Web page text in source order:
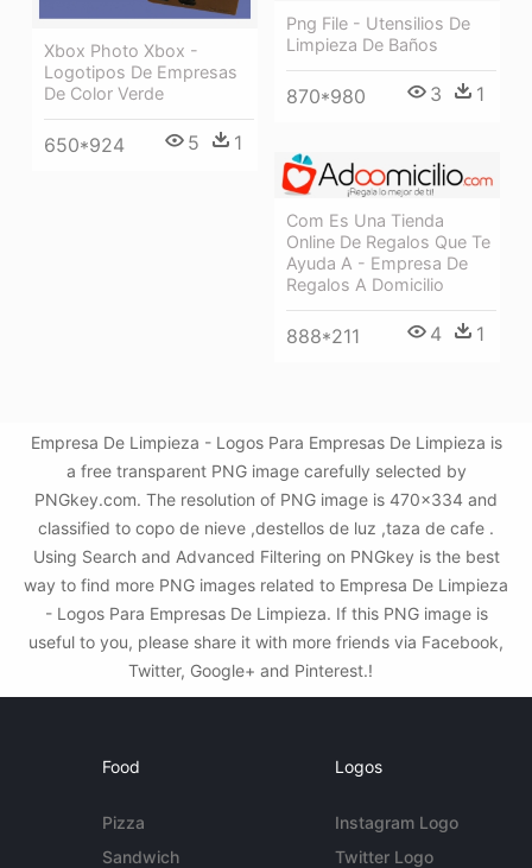
Xbox Photo Xbox -
Logotipos De Empresas
De Color Verde
650*924 5 1
Png File - Utensilios De
Limpieza De Baños
870*980 3 1
Com Es Una Tienda
Online De Regalos Que Te
Ayuda A - Empresa De
Regalos A Domicilio
888*211 4 1
Empresa De Limpieza - Logos Para Empresas De Limpieza is
a free transparent PNG image carefully selected by
PNGkey.com. The resolution of PNG image is 470x334 and
classified to copo de nieve ,destellos de luz ,taza de cafe .
Using Search and Advanced Filtering on PNGkey is the best
way to find more PNG images related to Empresa De Limpieza
- Logos Para Empresas De Limpieza. If this PNG image is
useful to you, please share it with more friends via Facebook,
Twitter, Google+ and Pinterest.!
Food
Pizza
Sandwich
Logos
Instagram Logo
Twitter Logo